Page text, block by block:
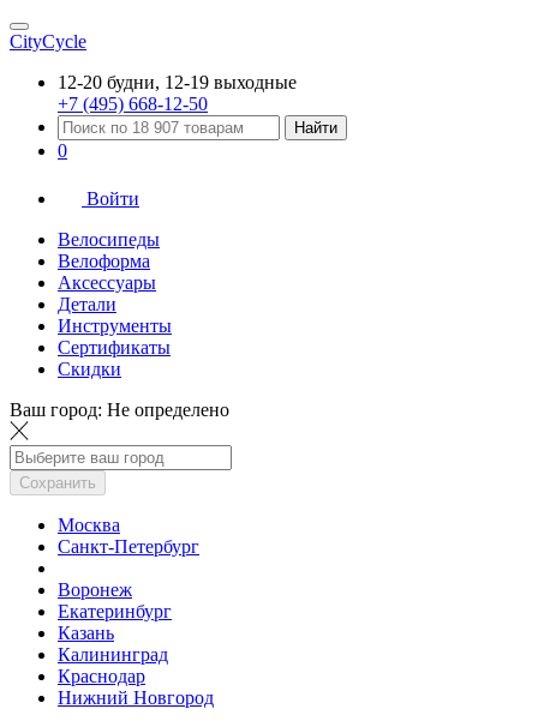
CityCycle
12-20 будни, 12-19 выходные
+7 (495) 668-12-50
Найти
0
Войти
Велосипеды
Велоформа
Аксессуары
Детали
Инструменты
Сертификаты
Скидки
Ваш город: Не определено
Сохранить
Москва
Санкт-Петербург
Воронеж
Екатеринбург
Казань
Калининград
Краснодар
Нижний Новгород